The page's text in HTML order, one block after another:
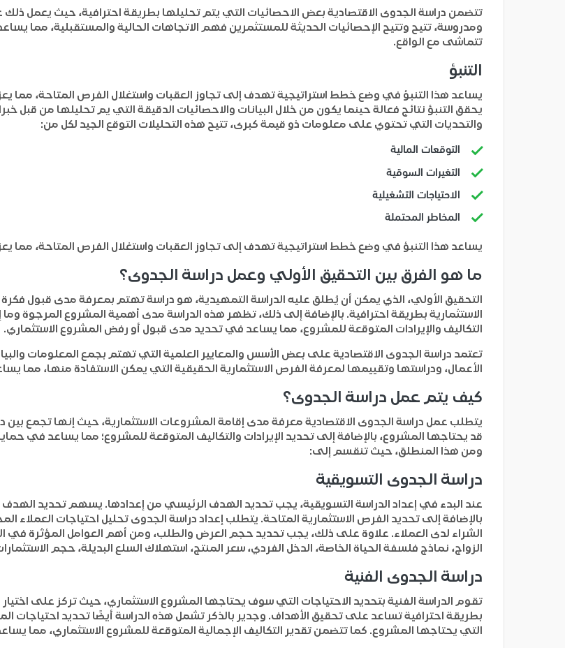
تتضمن دراسة الجدوى الاقتصادية بعض الاحصائيات التي يتم تحليلها بطريقة احترافية، حيث يعمل
ومدروسة، تتيح وتتيح الإحصائيات الحديثة للمستثمرين فهم الاتجاهات الحالية والمستقبلية، مما
تتماشى مع الواقع.
التنبؤ
يساعد هذا التنبؤ في وضع خطط استراتيجية تهدف إلى تجاوز العقبات واستغلال الفرص المتاحة، مما
يحقق التنبؤ نتائج فعالة حينما يكون من خلال البيانات والاحصائيات الدقيقة التي يم تحليلها من قبل
والتحديات التي تحتوي على معلومات ذو قيمة كبرى، تتيح هذه التحليلات التوقع الجيد لكل من:
التوقعات المالية
التغيرات السوقية
الاحتياجات التشغيلية
المخاطر المحتملة
يساعد هذا التنبؤ في وضع خطط استراتيجية تهدف إلى تجاوز العقبات واستغلال الفرص المتاحة، مما
ما هو الفرق بين التحقيق الأولي وعمل دراسة الجدوى؟
التحقيق الأولي، الذي يمكن أن يُطلق عليه الدراسة التمهيدية، هو دراسة تهتم بمعرفة مدى قبول
الاستثمارية بطريقة احترافية. بالإضافة إلى ذلك، تظهر هذه الدراسة مدى أهمية المشروع المرجوة
التكاليف والإيرادات المتوقعة للمشروع، مما يساعد في تحديد مدى قبول أو رفض المشروع الاستثماري.
تعتمد دراسة الجدوى الاقتصادية على بعض الأسس والمعايير العلمية التي تهتم بجمع المعلومات
الأعمال، ودراستها وتقييمها لمعرفة الفرص الاستثمارية الحقيقية التي يمكن الاستفادة منها، مما
كيف يتم عمل دراسة الجدوى؟
يتطلب عمل دراسة الجدوى الاقتصادية معرفة مدى إقامة المشروعات الاستثمارية، حيث إنها تجمع بين
قد يحتاجها المشروع، بالإضافة إلى تحديد الإيرادات والتكاليف المتوقعة للمشروع؛ مما يساعد في
ومن هذا المنطلق، حيث تنقسم إلى:
دراسة الجدوى التسويقية
عند البدء في إعداد الدراسة التسويقية، يجب تحديد الهدف الرئيسي من إعدادها. يسهم تحديد
بالإضافة إلى تحديد الفرص الاستثمارية المتاحة. يتطلب إعداد دراسة الجدوى تحليل احتياجات
الشراء لدى العملاء. علاوة على ذلك، يجب تحديد حجم العرض والطلب، ومن أهم العوامل المؤثرة في
الزواج، نماذج فلسفة الحياة الخاصة، الدخل الفردي، سعر المنتج، استهلاك السلع البديلة، حجم
دراسة الجدوى الفنية
تقوم الدراسة الفنية بتحديد الاحتياجات التي سوف يحتاجها المشروع الاستثماري، حيث تركز على
بطريقة احترافية تساعد على تحقيق الأهداف. وجدير بالذكر تشمل هذه الدراسة أيضًا تحديد احتياجات
التي يحتاجها المشروع. كما تتضمن تقدير التكاليف الإجمالية المتوقعة للمشروع الاستثماري، مما